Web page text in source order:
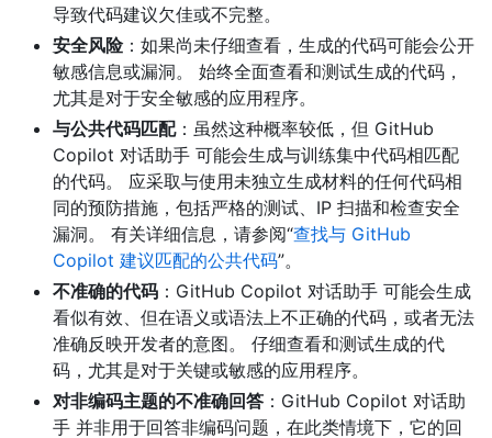
导致代码建议欠佳或不完整。
安全风险：如果尚未仔细查看，生成的代码可能会公开
敏感信息或漏洞。 始终全面查看和测试生成的代码，
尤其是对于安全敏感的应用程序。
与公共代码匹配：虽然这种概率较低，但 GitHub
Copilot 对话助手 可能会生成与训练集中代码相匹配
的代码。 应采取与使用未独立生成材料的任何代码相
同的预防措施，包括严格的测试、IP 扫描和检查安全
漏洞。 有关详细信息，请参阅“查找与 GitHub
Copilot 建议匹配的公共代码”。
不准确的代码 ：GitHub Copilot 对话助手 可能会生成
看似有效、但在语义或语法上不正确的代码，或者无法
准确反映开发者的意图。 仔细查看和测试生成的代
码，尤其是对于关键或敏感的应用程序。
对非编码主题的不准确回答 ：GitHub Copilot 对话助
手 并非用于回答非编码问题，在此类情境下，它的回